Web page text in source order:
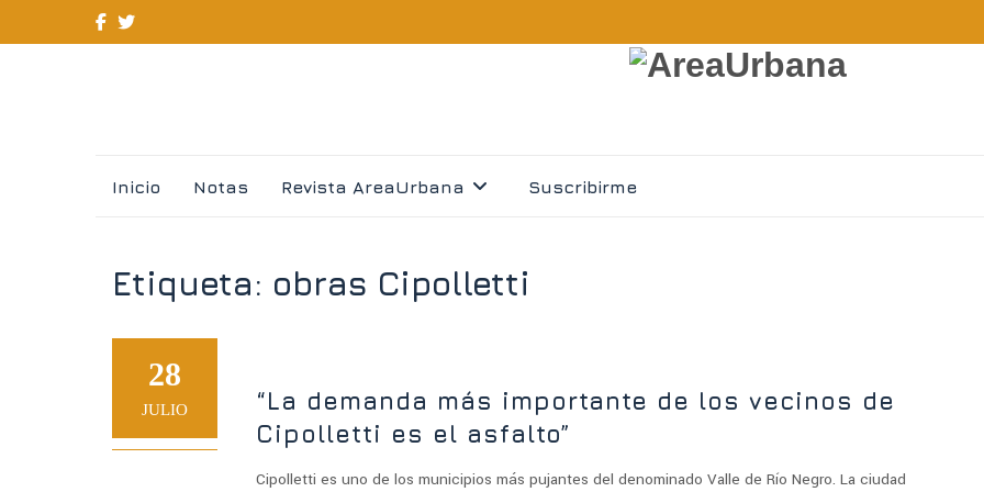
Inicio Notas Revista AreaUrbana Suscribirme
Etiqueta: obras Cipolletti
28
JULIO
“La demanda más importante de los vecinos de
Cipolletti es el asfalto”
Cipolletti es uno de los municipios más pujantes del denominado Valle de Río Negro. La ciudad